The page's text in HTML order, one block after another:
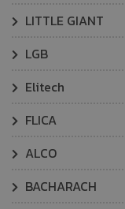
LITTLE GIANT
LGB
Elitech
FLICA
ALCO
BACHARACH